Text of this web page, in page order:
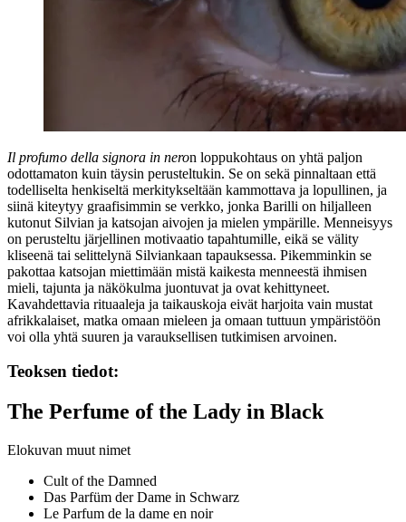
Il profumo della signora in neron loppukohtaus on yhtä paljon
odottamaton kuin täysin perusteltukin. Se on sekä pinnaltaan että
todelliselta henkiseltä merkitykseltään kammottava ja lopullinen, ja
siinä kiteytyy graafisimmin se verkko, jonka Barilli on hiljalleen
kutonut Silvian ja katsojan aivojen ja mielen ympärille. Menneisyys
on perusteltu järjellinen motivaatio tapahtumille, eikä se välity
kliseenä tai selittelynä Silviankaan tapauksessa. Pikemminkin se
pakottaa katsojan miettimään mistä kaikesta menneestä ihmisen
mieli, tajunta ja näkökulma juontuvat ja ovat kehittyneet.
Kavahdettavia rituaaleja ja taikauskoja eivät harjoita vain mustat
afrikkalaiset, matka omaan mieleen ja omaan tuttuun ympäristöön
voi olla yhtä suuren ja varauksellisen tutkimisen arvoinen.
Teoksen tiedot:
The Perfume of the Lady in Black
Elokuvan muut nimet
Cult of the Damned
Das Parfüm der Dame in Schwarz
Le Parfum de la dame en noir